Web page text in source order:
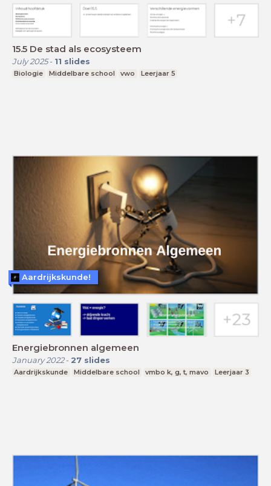
15.5 De stad als ecosysteem
July 2025- 11 slides
Biologie Middelbare school vwo Leerjaar 5
Energiebronnen algemeen
January 2022- 27 slides
Aardrijkskunde Middelbare school vmbo k, g, t, mavo Leerjaar 3
Aardrijkskunde!